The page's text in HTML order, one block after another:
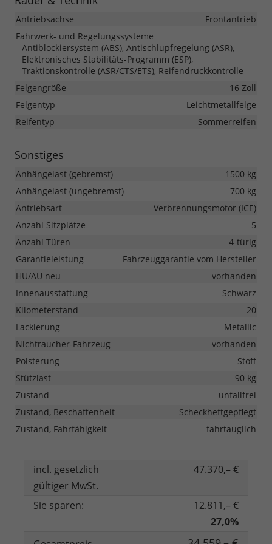
Antriebsachse
Frontantrieb
Fahrwerk- und Regelungssysteme
Antiblockiersystem (ABS), Antischlupfregelung (ASR),
Elektronisches Stabilitäts-Programm (ESP),
Traktionskontrolle (ASR/CTS/ETS), Reifendruckkontrolle
Felgengröße
16 Zoll
Felgentyp
Leichtmetallfelge
Reifentyp
Sommerreifen
Sonstiges
Anhängelast (gebremst)
1500 kg
Anhängelast (ungebremst)
700 kg
Antriebsart
Verbrennungsmotor (ICE)
Anzahl Sitzplätze
5
Anzahl Türen
4-türig
Garantieleistung
Fahrzeuggarantie vom Hersteller
HU/AU neu
vorhanden
Innenausstattung
Schwarz
Kilometerstand
20
Lackierung
Metallic
Nichtraucher-Fahrzeug
vorhanden
Polsterung
Stoff
Stützlast
90 kg
Zustand
unfallfrei
Zustand, Beschaffenheit
Scheckheftgepflegt
Zustand, Fahrfähigkeit
fahrtauglich
incl. gesetzlich
gültiger MwSt.
47.370,– €
Sie sparen:
12.811,– €
27,0%